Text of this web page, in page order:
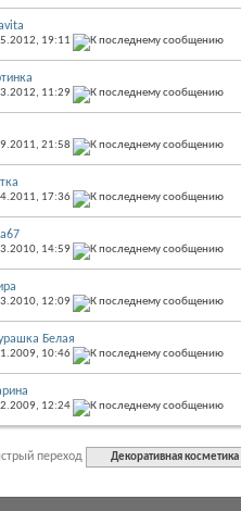
19:11
11:29
21:58
17:36
14:59
12:09
Белая
10:46
12:24
переход Декоративная косметика